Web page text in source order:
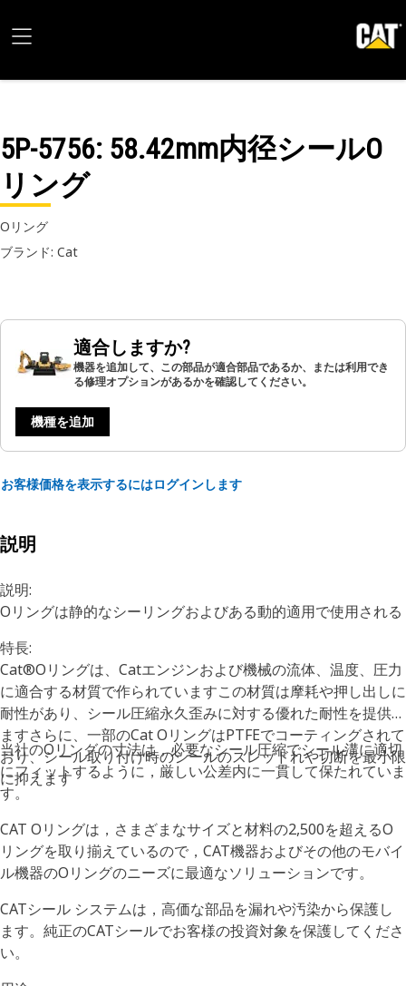
5P-5756: 58.42mm内径シールO
リング
Oリング
ブランド: Cat
適合しますか?
機器を追加して、この部品が適合部品であるか、または利用でき
る修理オプションがあるかを確認してください。
機種を追加
お客様価格を表示するにはログインします
説明
説明:
Oリングは静的なシーリングおよびある動的適用で使用される
特長:
Cat®Oリングは、Catエンジンおよび機械の流体、温度、圧力
に適合する材質で作られていますこの材質は摩耗や押し出しに
耐性があり、シール圧縮永久歪みに対する優れた耐性を提供し
ますさらに、一部のCat OリングはPTFEでコーティングされて
おり、シール取り付け時のシールのスレッドれや切断を最小限
に抑えます
当社のOリングの寸法は，必要なシール圧縮でシール溝に適切
にフィットするように，厳しい公差内に一貫して保たれていま
す。
CAT Oリングは，さまざまなサイズと材料の2,500を超えるO
リングを取り揃えているので，CAT機器およびその他のモバイ
ル機器のOリングのニーズに最適なソリューションです。
CATシール システムは，高価な部品を漏れや汚染から保護し
ます。純正のCATシールでお客様の投資対象を保護してくださ
い。